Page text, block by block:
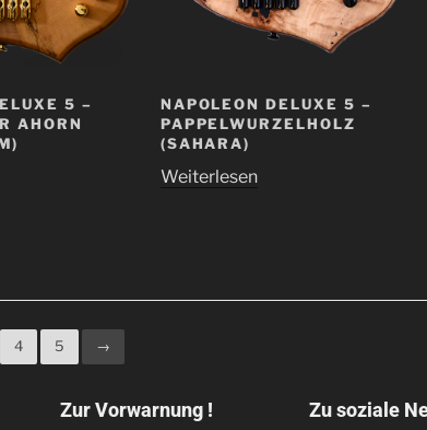
5 –
AHORN
NAPOLEON DELUXE 5 –
PAPPELWURZELHOLZ
(SAHARA)
Weiterlesen
4 5 →
Zur Vorwarnung ! Zu soziale